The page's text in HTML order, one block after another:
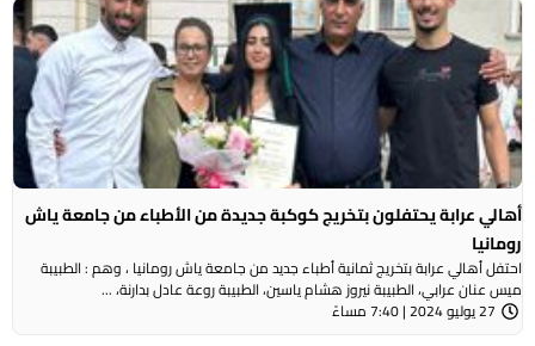
أهالي عرابة يحتفلون بتخريج كوكبة جديدة من الأطباء من جامعة ياش
رومانيا
احتفل أهالي عرابة بتخريج ثمانية أطباء جديد من جامعة ياش رومانيا ، وهم : الطبيبة
ميس عنان عرابي، الطبيبة نيروز هشام ياسين، الطبيبة روعة عادل بدارنة، ...
27 يوليو 2024 | 7:40 مساءً